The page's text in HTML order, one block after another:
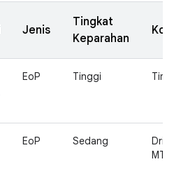
Jenis
Tingkat
Keparahan
EoP Tinggi
EoP Sedang
MTP